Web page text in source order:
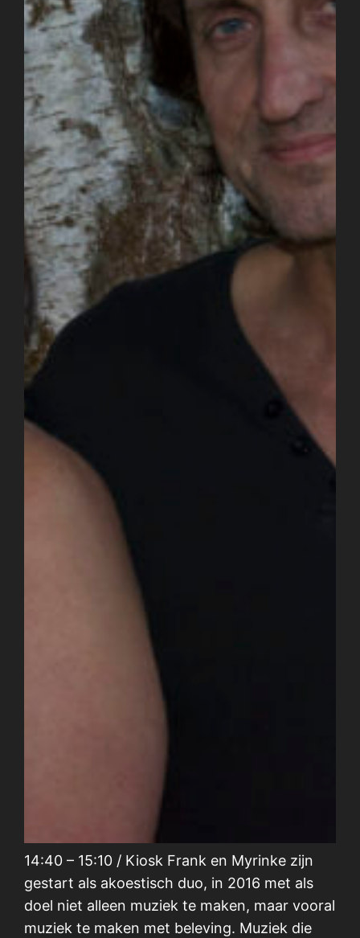
14:40 – 15:10 / Kiosk Frank en Myrinke zijn
gestart als akoestisch duo, in 2016 met als
doel niet alleen muziek te maken, maar vooral
muziek te maken met beleving. Muziek die